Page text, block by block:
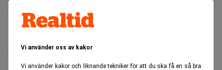
Vi använder oss av kakor
Vi använder kakor och liknande tekniker för att du ska få en så bra
att detta är rätt.
Stronghold Innovation Lab är en mötesarena för
svårt att motivera varför bolagen under Stronghold skulle
satsa pengar på detta men hans intuition sade att det var